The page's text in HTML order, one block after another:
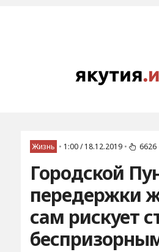
Жизнь • 1:00 / 18.12.2019 • 6626
Городской
передержки
сам рискует